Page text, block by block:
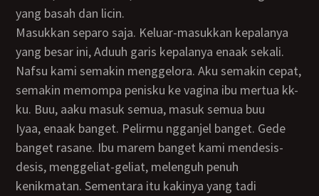
yang basah dan licin.
Masukkan separo saja. Keluar-masukkan kepalanya
yang besar ini, Aduuh garis kepalanya enaak sekali.
Nafsu kami semakin menggelora. Aku semakin cepat,
semakin memompa penisku ke vagina ibu mertua kk-
ku. Buu, aaku masuk semua, masuk semua buu
Iyaa, enaak banget. Pelirmu ngganjel banget. Gede
banget rasane. Ibu marem banget kami mendesis-
desis, menggeliat-geliat, melenguh penuh
kenikmatan. Sementara itu kakinya yang tadi